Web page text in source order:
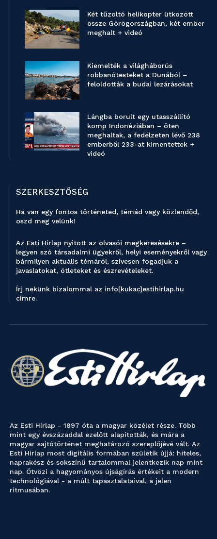
Két tűzoltó helikopter ütközött
össze Görögországban, két ember
meghalt + videó
Kiemelték a világháborús
robbanótesteket a Dunából –
feloldották a budai lezárásokat
Lángba borult egy utasszállító
komp Indonéziában – öten
meghaltak, a fedélzeten lévő 238
emberből 233-at kimentettek +
videó
SZERKESZTŐSÉG
Ha van egy fontos történeted, témád vagy közlendőd,
oszd meg velünk!
Az Esti Hírlap nyitott az olvasói megkeresésekre –
legyen szó társadalmi ügyekről, helyi eseményekről vagy
bármilyen aktuális témáról, szívesen fogadjuk a
javaslatokat, ötleteket és észrevételeket.
Írj nekünk bizalommal az info[kukac]estihirlap.hu
címre.
Az Esti Hírlap - 1897 óta a magyar közélet része. Több
mint egy évszázaddal ezelőtt alapították, és mára a
magyar sajtótörténet meghatározó szereplőjévé vált. Az
Esti Hírlap most digitális formában születik újjá: hiteles,
naprakész és sokszínű tartalommal jelentkezik nap mint
nap. Ötvözi a hagyományos újságírás értékeit a modern
technológiával - a múlt tapasztalataival, a jelen
ritmusában.